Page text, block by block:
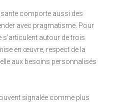
comporte aussi des
avec pragmatisme. Pour
s’articulent autour de trois
en œuvre, respect de la
aux besoins personnalisés
signalée comme plus